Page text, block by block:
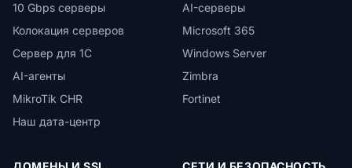
10 Gbps серверы
Колокация серверов
Сервер для 1С
AI-агенты
MikroTik CHR
Наш дата-центр
AI-серверы
Microsoft 365
Windows Server
Zimbra
Fortinet